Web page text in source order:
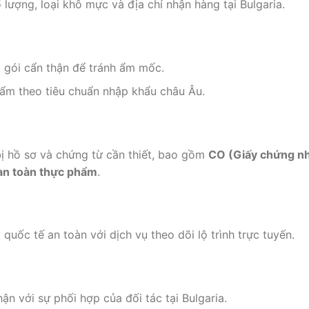
loại khô mực và địa chỉ nhận hàng tại Bulgaria.
cẩn thận để tránh ẩm mốc.
theo tiêu chuẩn nhập khẩu châu Âu.
hồ sơ và chứng từ cần thiết, bao gồm CO (Giấy chứng
toàn thực phẩm.
tế an toàn với dịch vụ theo dõi lộ trình trực tuyến.
với sự phối hợp của đối tác tại Bulgaria.